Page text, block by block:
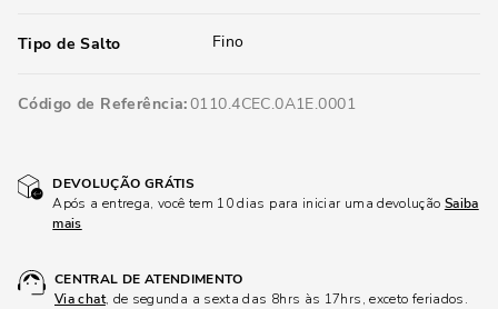
Tipo de Salto Fino
Código de Referência 0110.4CEC.0A1E.0001
DEVOLUÇÃO GRÁTIS
Após a entrega, você tem 10 dias para iniciar uma devolução Saiba
mais
CENTRAL DE ATENDIMENTO
Via chat, de segunda a sexta das 8hrs às 17hrs, exceto feriados.